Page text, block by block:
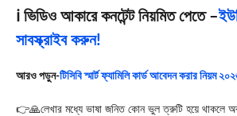
ℹ️ ভিডিও আকারে কনটেন্ট নিয়মিত পেতে –
সাবস্ক্রাইব করুন!
আরও পড়ুন-টিসিবি স্মার্ট ফ্যামিলি কার্ড আবেদন করার নিয়ম
👉🙏লেখার মধ্যে ভাষা জনিত কোন ভুল ত্রুটি হয়ে থাকলে